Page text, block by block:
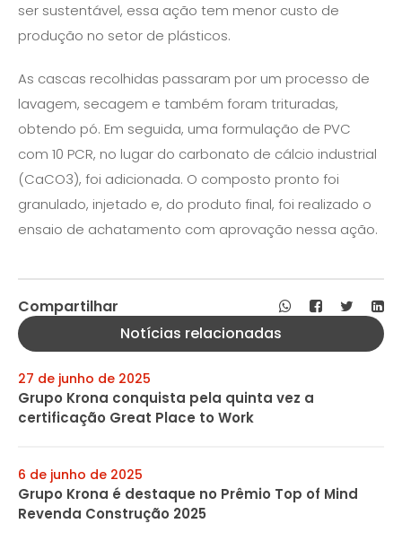
ser sustentável, essa ação tem menor custo de
produção no setor de plásticos.
As cascas recolhidas passaram por um processo de
lavagem, secagem e também foram trituradas,
obtendo pó. Em seguida, uma formulação de PVC
com 10 PCR, no lugar do carbonato de cálcio industrial
(CaCO3), foi adicionada. O composto pronto foi
granulado, injetado e, do produto final, foi realizado o
ensaio de achatamento com aprovação nessa ação.
Compartilhar
Notícias relacionadas
27 de junho de 2025
Grupo Krona conquista pela quinta vez a
certificação Great Place to Work
6 de junho de 2025
Grupo Krona é destaque no Prêmio Top of Mind
Revenda Construção 2025